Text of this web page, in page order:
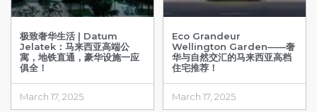
极致奢华生活 | Datum
Jelatek：马来西亚高端公
寓，地铁直通，豪华设施一应
俱全！
March 17, 2025
Eco Grandeur
Wellington Garden——奢
华与自然交汇的马来西亚高档
住宅推荐！
March 17, 2025